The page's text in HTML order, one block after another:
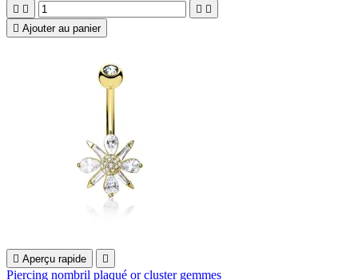
   
 Ajouter au panier
 Aperçu rapide 
Piercing nombril plaqué or cluster gemmes